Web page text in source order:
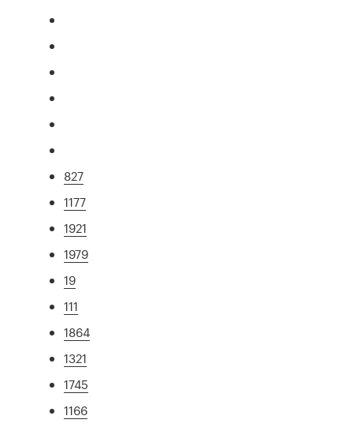
827
1177
1921
1979
19
111
1864
1321
1745
1166